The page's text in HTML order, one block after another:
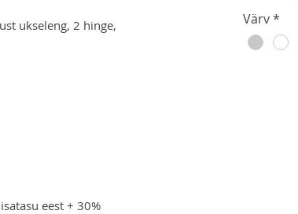
ukseleng, 2 hinge,
eest + 30%
Värv*